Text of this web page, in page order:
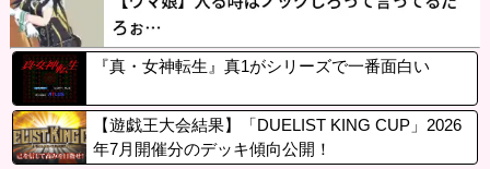
『真・女神転生』真1がシリーズで一番面白い
【遊戯王大会結果】「DUELIST KING CUP」2026
年7月開催分のデッキ傾向公開！